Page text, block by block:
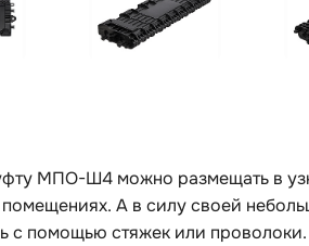
МПО-Ш4 можно размещать в
помещениях. А в силу своей
с помощью стяжек или